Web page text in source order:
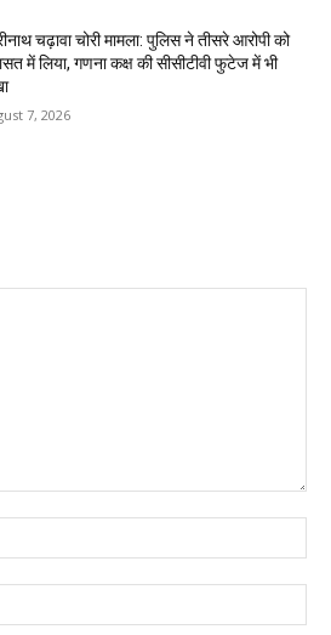
चढ़ावा चोरी मामला: पुलिस ने तीसरे आरोपी को
में लिया, गणना कक्ष की सीसीटीवी फुटेज में भी
7, 2026